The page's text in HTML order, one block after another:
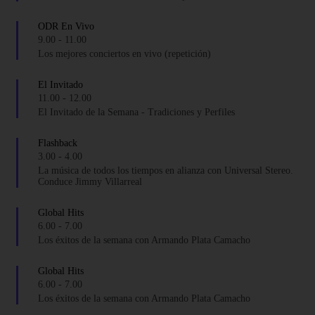
ODR En Vivo
9.00 -
11.00
Los mejores conciertos en vivo (repetición)
El Invitado
11.00 -
12.00
El Invitado de la Semana - Tradiciones y Perfiles
Flashback
3.00 - 4.00
La música de todos los tiempos en alianza con Universal Stereo.
Conduce Jimmy Villarreal
Global Hits
6.00 - 7.00
Los éxitos de la semana con Armando Plata Camacho
Global Hits
6.00 - 7.00
Los éxitos de la semana con Armando Plata Camacho